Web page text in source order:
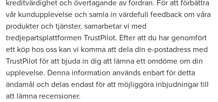
kreditvärdighet och övertagande av fordran. För att förbättra
vår kundupplevelse och samla in värdefull feedback om våra
produkter och tjänster, samarbetar vi med
tredjepartsplattformen TrustPilot. Efter att du har genomfört
ett köp hos oss kan vi komma att dela din e-postadress med
TrustPilot för att bjuda in dig att lämna ett omdöme om din
upplevelse. Denna information används enbart för detta
ändamål och delas endast för att möjliggöra inbjudningar till
att lämna recensioner.